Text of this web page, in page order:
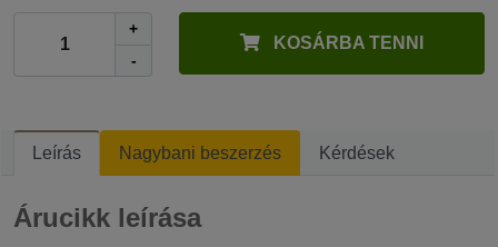
+
-
KOSÁRBA TENNI
Leírás Nagybani beszerzés Kérdések
Árucikk leírása